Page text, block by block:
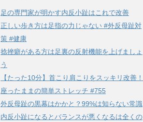
足の専門家が明かす内反小趾はこれで改善
正しい歩き方は足指の力じゃない #外反母趾対
策 #健康
捻挫癖がある方は足裏の反射機能を上げましょ
う
【たった10分】首こり肩こりをスッキリ改善！
座ったままの簡単ストレッチ #755
外反母趾の黒幕はかかと？99%は知らない常識
内反小趾になるとバランスが悪くなるは全くの